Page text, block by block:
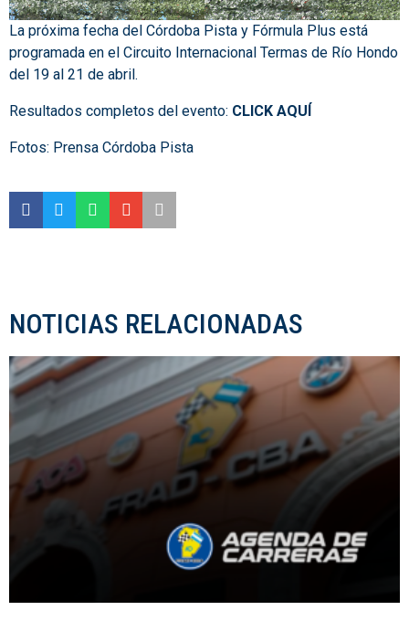
La próxima fecha del Córdoba Pista y Fórmula Plus está
programada en el Circuito Internacional Termas de Río Hondo
del 19 al 21 de abril.
Resultados completos del evento: CLICK AQUÍ
Fotos: Prensa Córdoba Pista
NOTICIAS RELACIONADAS